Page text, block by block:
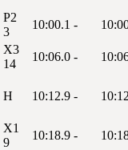
P2
3
10:00.1 -
X3
14
10:06.0 -
H 10:12.9 -
X1
9
10:18.9 -